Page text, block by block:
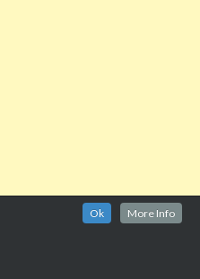
Ok More Info